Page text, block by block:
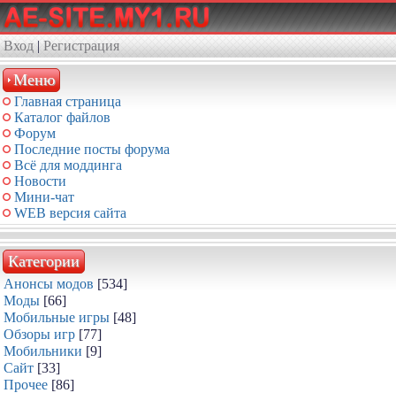
Вход | Регистрация
Меню
Главная страница
Каталог файлов
Форум
Последние посты форума
Всё для моддинга
Новости
Мини-чат
WEB версия сайта
Категории
Анонсы модов [534]
Моды [66]
Мобильные игры [48]
Обзоры игр [77]
Мобильники [9]
Сайт [33]
Прочее [86]